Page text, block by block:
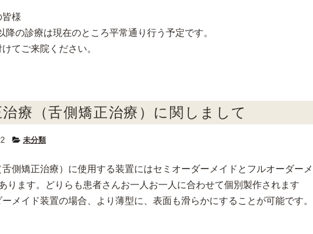
皆様
降の診療は現在のところ平常通り行う予定です。
てご来院ください。
療（舌側矯正治療）に関しまして
未分類
側矯正治療）に使用する装置にはセミオーダーメイドとフルオーダーメ
ります。どりらも患者さんお一人お一人に合わせて個別製作されます
メイド装置の場合、より薄型に、表面も滑らかにすることが可能です。